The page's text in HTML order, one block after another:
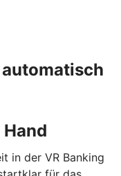
in der VR Banking